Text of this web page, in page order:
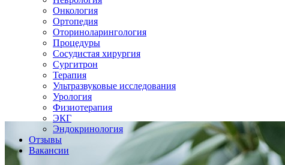
Онкология
Ортопедия
Оториноларингология
Процедуры
Сосудистая хирургия
Сургитрон
Терапия
Ультразвуковые исследования
Урология
Физиотерапия
ЭКГ
Эндокринология
Отзывы
Вакансии